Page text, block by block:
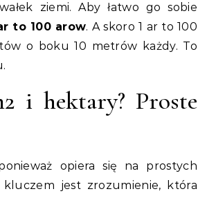
ziemi. Aby łatwo go sobie
to 100 arow. A skoro 1 ar to 100
o boku 10 metrów każdy. To
i hektary? Proste
opiera się na prostych
jest zrozumienie, która